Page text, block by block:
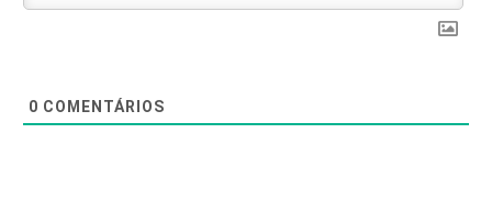
0 COMENTÁRIOS